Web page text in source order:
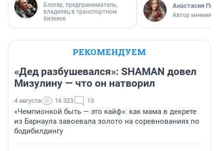
Блогер, предприниматель,
владелец в транспортном
бизнесе
Анастасия
Автор мнения
РЕКОМЕНДУЕМ
«Дед разбушевался»: SHAMAN довел
Мизулину — что он натворил
4 августа 16 323 13
«Чемпионкой быть — это кайф»: как мама в декрете
из Барнаула завоевала золото на соревнованиях по
бодибилдингу